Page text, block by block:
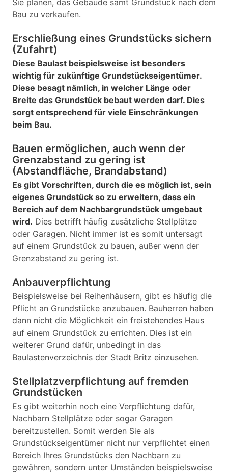
Sie planen, das Gebäude samt Grundstück nach dem
Bau zu verkaufen.
Erschließung eines Grundstücks sichern
(Zufahrt)
Diese Baulast beispielsweise ist besonders
wichtig für zukünftige Grundstückseigentümer.
Diese besagt nämlich, in welcher Länge oder
Breite das Grundstück bebaut werden darf. Dies
sorgt entsprechend für viele Einschränkungen
beim Bau.
Bauen ermöglichen, auch wenn der
Grenzabstand zu gering ist
(Abstandfläche, Brandabstand)
Es gibt Vorschriften, durch die es möglich ist, sein
eigenes Grundstück so zu erweitern, dass ein
Bereich auf dem Nachbargrundstück umgebaut
wird. Dies betrifft häufig zusätzliche Stellplätze
oder Garagen. Nicht immer ist es somit untersagt
auf einem Grundstück zu bauen, außer wenn der
Grenzabstand zu gering ist.
Anbauverpflichtung
Beispielsweise bei Reihenhäusern, gibt es häufig die
Pflicht an Grundstücke anzubauen. Bauherren haben
dann nicht die Möglichkeit ein freistehendes Haus
auf einem Grundstück zu errichten. Dies ist ein
weiterer Grund dafür, unbedingt in das
Baulastenverzeichnis der Stadt Britz einzusehen.
Stellplatzverpflichtung auf fremden
Grundstücken
Es gibt weiterhin noch eine Verpflichtung dafür,
Nachbarn Stellplätze oder sogar Garagen
bereitzustellen. Somit werden Sie als
Grundstückseigentümer nicht nur verpflichtet einen
Bereich Ihres Grundstücks den Nachbarn zu
gewähren, sondern unter Umständen beispielsweise